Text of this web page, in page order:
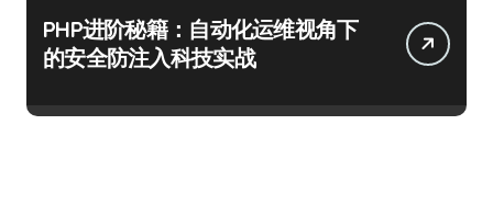
PHP进阶秘籍：自动化运维视角下
的安全防注入科技实战